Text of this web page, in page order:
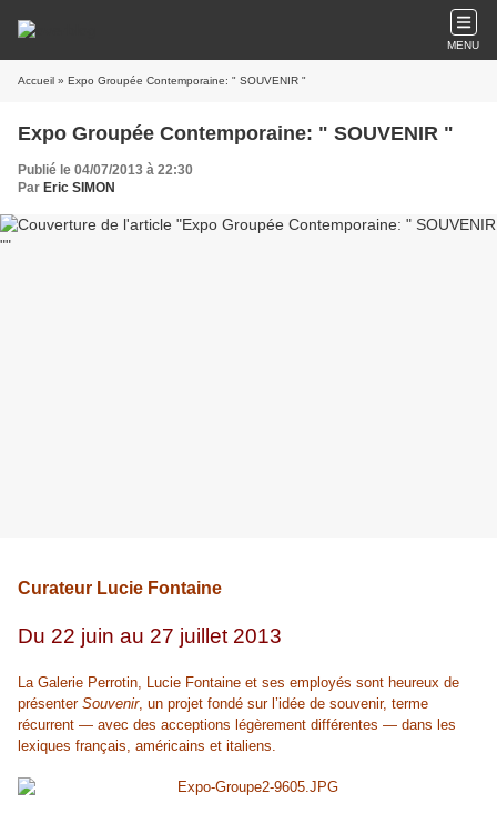
MENU
Accueil » Expo Groupée Contemporaine: " SOUVENIR "
Expo Groupée Contemporaine: " SOUVENIR "
Publié le 04/07/2013 à 22:30
Par Eric SIMON
Curateur Lucie Fontaine
Du 22 juin au 27 juillet 2013
La Galerie Perrotin, Lucie Fontaine et ses employés sont heureux de
présenter Souvenir, un projet fondé sur l’idée de souvenir, terme
récurrent — avec des acceptions légèrement différentes — dans les
lexiques français, américains et italiens.